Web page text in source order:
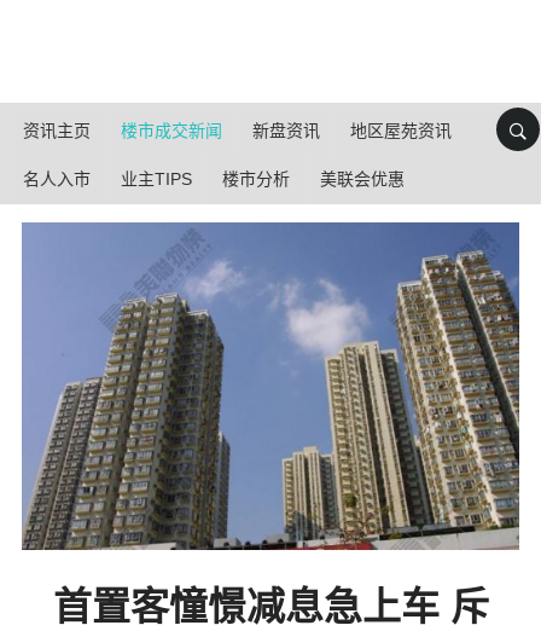
资讯主页 楼市成交新闻 新盘资讯 地区屋苑资讯
名人入市 业主TIPS 楼市分析 美联会优惠
首置客憧憬减息急上车 斥